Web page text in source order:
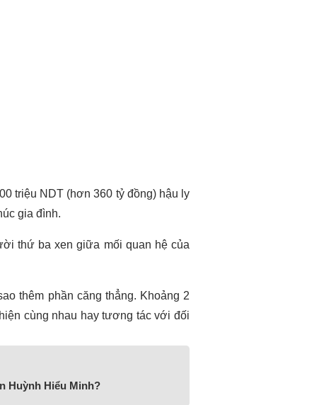
triệu NDT (hơn 360 tỷ đồng) hậu ly
gia đình.
thứ ba xen giữa mối quan hệ của
thêm phần căng thẳng. Khoảng 2
cùng nhau hay tương tác với đối
Huỳnh Hiểu Minh?